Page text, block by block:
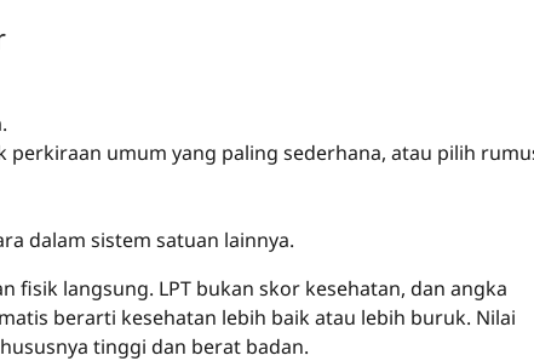
perkiraan umum yang paling sederhana, atau pilih
dalam sistem satuan lainnya.
fisik langsung. LPT bukan skor kesehatan, dan angka
berarti kesehatan lebih baik atau lebih buruk. Nilai
tinggi dan berat badan.